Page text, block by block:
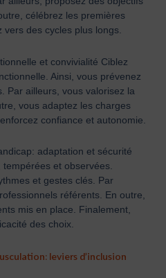
célébrez les premières
des cycles plus longs.
et convivialité Ciblez
Ainsi, vous prévenez
Par ailleurs, vous valorisez la
vous adaptez les charges
confiance et autonomie.
adaptation et sécurité
et observées.
et gestes clés. Par
référents. En outre,
mis en place. Finalement,
des choix.
leviers d’inclusion